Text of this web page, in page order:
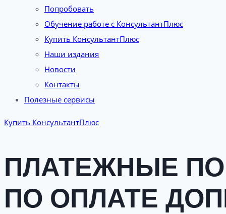
Попробовать
Обучение работе с КонсультантПлюс
Купить КонсультантПлюс
Наши издания
Новости
Контакты
Полезные сервисы
Купить КонсультантПлюс
ПЛАТЕЖНЫЕ
ПО ОПЛАТЕ